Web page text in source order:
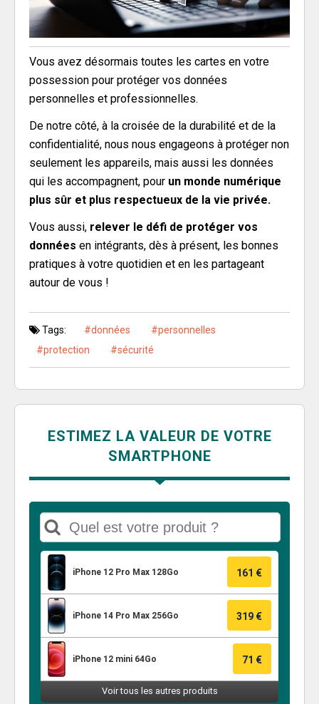
Vous avez désormais toutes les cartes en votre
possession pour protéger vos données
personnelles et professionnelles.
De notre côté, à la croisée de la durabilité et de la
confidentialité, nous nous engageons à protéger non
seulement les appareils, mais aussi les données
qui les accompagnent, pour un monde numérique
plus sûr et plus respectueux de la vie privée.
Vous aussi, relever le défi de protéger vos
données en intégrants, dès à présent, les bonnes
pratiques à votre quotidien et en les partageant
autour de vous !
Tags: données
personnelles
protection
sécurité
ESTIMEZ LA VALEUR DE VOTRE
SMARTPHONE